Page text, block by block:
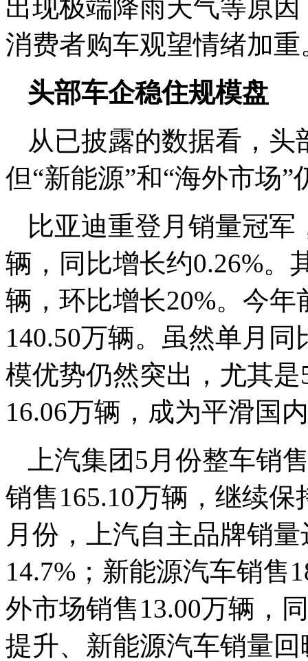
出现极端降雨天气等原
消费者购车观望情绪加重
头部车企稳住规模盘
从已披露的数据看，
但“新能源”和“海外市场
比亚迪重登月销量冠军
辆，同比增长约0.26%。
辆，环比增长20%。今
140.50万辆。虽然单月
模优势仍然突出，尤其
16.06万辆，成为平滑国
上汽集团5月份整车销
销售165.10万辆，继续
月份，上汽自主品牌销
14.7%；新能源汽车销售
外市场销售13.00万辆，
提升、新能源汽车销量